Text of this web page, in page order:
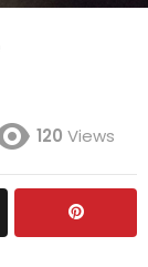
120 Views